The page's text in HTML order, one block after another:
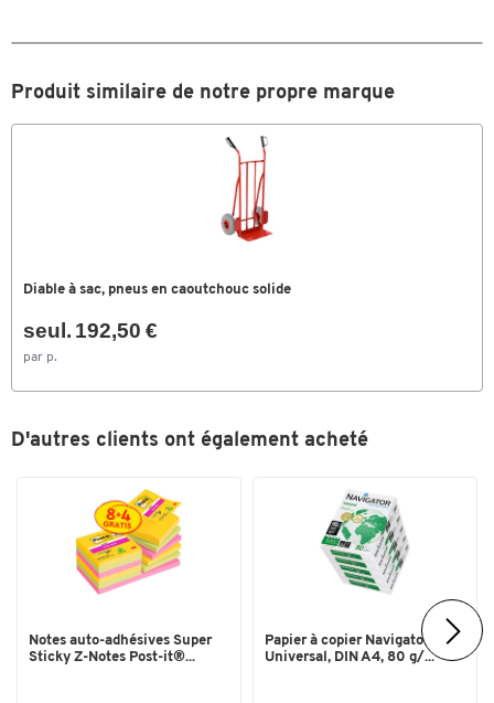
Roues/Roulettes 2 roues fixes
Roulement des roues/roulettes roulement à rouleau
Type Transport
diable
200 x 50
Coloris bleu gentiane RAL 5010
Dimensions
Largeur (mm)
Produit similaire de notre propre marque
Diable à sac, pneus en caoutchouc solide
seul. 192,50 €
par p.
D'autres clients ont également acheté
Notes auto-adhésives Super
Sticky Z-Notes Post-it®...
Papier à copier Navigator
Universal, DIN A4, 80 g/...